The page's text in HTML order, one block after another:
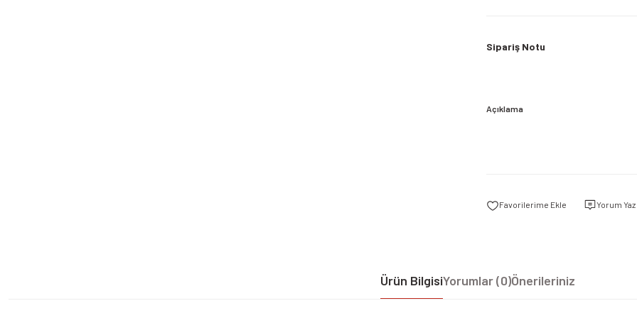
Sipariş Notu
Açıklama
Yorum Yaz
Ürün BilgisiYorumlar (0)Önerileriniz